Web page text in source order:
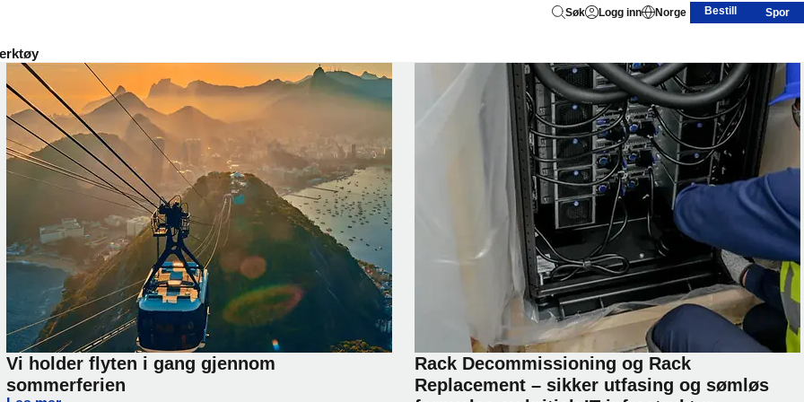
Søk Logg inn Norge Bestill Spor
Vi holder flyten i gang gjennom
sommerferien
Rack Decommissioning og Rack
Replacement – sikker utfasing og sømløs